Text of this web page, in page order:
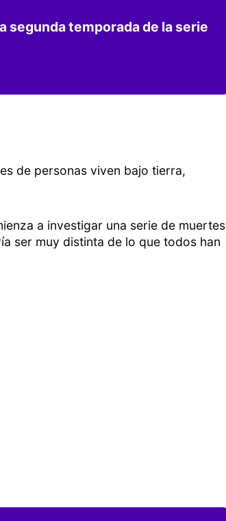
segunda temporada de la serie
de personas viven bajo tierra,
a investigar una serie de muertes
ser muy distinta de lo que todos han